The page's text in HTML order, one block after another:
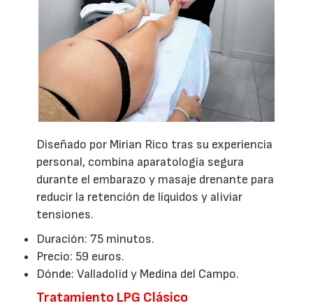
Diseñado por Mirian Rico tras su experiencia
personal, combina aparatología segura
durante el embarazo y masaje drenante para
reducir la retención de líquidos y aliviar
tensiones.
Duración: 75 minutos.
Precio: 59 euros.
Dónde: Valladolid y Medina del Campo.
Tratamiento LPG Clásico